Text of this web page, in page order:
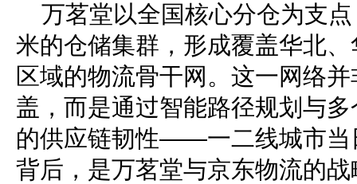
万茗堂以全国核心分仓为支
米的仓储集群，形成覆盖华北
区域的物流骨干网。这一网络
盖，而是通过智能路径规划与
的供应链韧性——一二线城市当
背后，是万茗堂与京东物流的